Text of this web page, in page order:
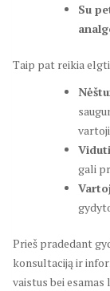
Su
Taip pat reikia
gali
Prieš pradedant
konsultaciją ir
vaistus bei esamas